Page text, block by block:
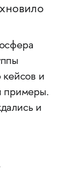
кейсов и
примеры.
и